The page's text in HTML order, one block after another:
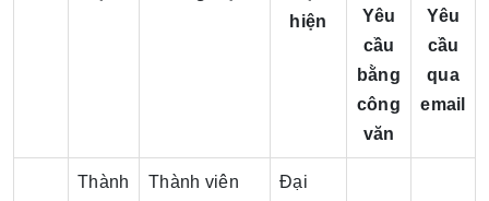
hiện
Yêu
cầu
bằng
công
văn
Yêu
cầu
qua
email
Thành
Thành viên
Đại